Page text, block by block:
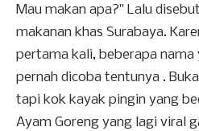
Mau makan apa?" Lalu
makanan khas Surabaya.
pertama kali, beberapa nama
pernah dicoba tentunya .
tapi kok kayak pingin yang
Ayam Goreng yang lagi viral